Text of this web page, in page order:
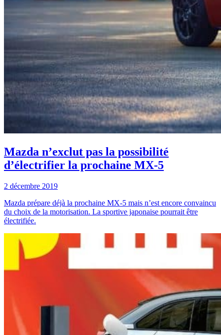
Mazda n’exclut pas la possibilité
d’électrifier la prochaine MX-5
2 décembre 2019
Mazda prépare déjà la prochaine MX-5 mais n’est encore convaincu
du choix de la motorisation. La sportive japonaise pourrait être
électrifiée.